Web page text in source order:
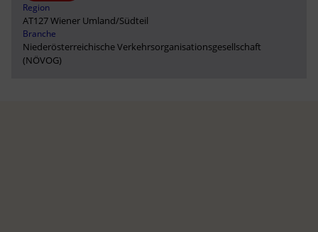
Region
AT127 Wiener Umland/Südteil
Branche
Niederösterreichische Verkehrsorganisationsgesellschaft
(NÖVOG)